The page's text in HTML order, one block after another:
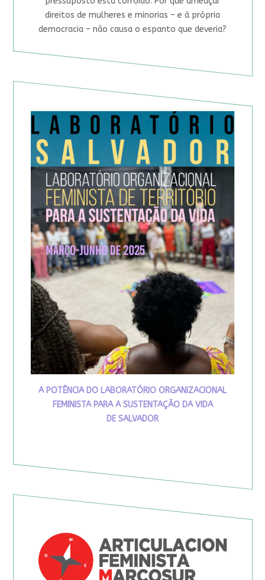
direitos de mulheres e minorias – e à própria
democracia – não causa o espanto que deveria?
A POTÊNCIA DO LABORATÓRIO ORGANIZACIONAL
FEMINISTA PARA A SUSTENTAÇÃO DA VIDA
DE SALVADOR